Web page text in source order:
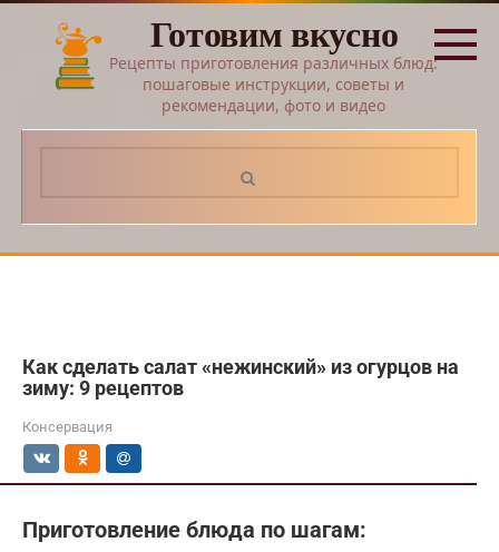
Перейти
контенту
Готовим вкусно
Рецепты приготовления различных блюд:
пошаговые инструкции, советы и
рекомендации, фото и видео
Как сделать салат «нежинский» из огурцов на
зиму: 9 рецептов
Консервация
Приготовление блюда по шагам: